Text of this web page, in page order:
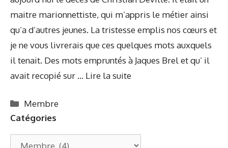
maitre marionnettiste, qui m’appris le métier ainsi
qu’a d’autres jeunes. La tristesse emplis nos cœurs et
je ne vous livrerais que ces quelques mots auxquels
il tenait. Des mots empruntés à Jaques Brel et qu’ il
avait recopié sur … Lire la suite
Catégories
Membre
Catégories
Catégories